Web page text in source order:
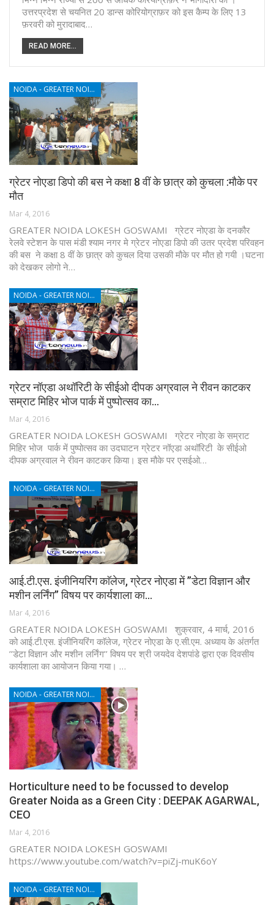
उत्तरप्रदेश से चयनित 20 डान्स कोरियोग्राफ़र को इस कैम्प के लिए 13
फ़रवरी को मुरादाबाद…
READ MORE...
NOIDA - GREATER NOIDA - YAMUNA EXPRESSWAY
ग्रेटर नोएडा डिपो की बस​​ ने ​कक्षा ​8 वीं के छात्र को कुचला :मौके पर
मौत
Mar 4, 2016
GREATER NOIDA LOKESH GOSWAMI ग्रेटर नोएडा​ के ​दनकौर
रेलवे स्टेशन ​के पास मंडी श्याम नगर मे ग्रेटर नोएडा डिपो की​ ​उतर प्रदेश परिवहन
की ​बस​​ ने ​कक्षा ​8 वीं के छात्र को कुचल दिया​ उसकी मौके पर मौत हो गयी ​।​​घटना
​को देखकर ​लोगो ने…
NOIDA - GREATER NOIDA - YAMUNA EXPRESSWAY
ग्रेटर नॉएडा अथॉरिटी के सीईओ दीपक अग्रवाल ने रीवन काटकर
सम्राट मिहिर भोज पार्क में पुष्पोत्सव का…
Mar 4, 2016
GREATER NOIDA LOKESH GOSWAMI ग्रेटर नोएडा के सम्राट
मिहिर भोज पार्क में पुष्पोत्सव का उदघाटन ग्रेटर नॉएडा अथॉरिटी के सीईओ
दीपक अग्रवाल ने रीवन काटकर किया। इस मौके पर एसईओ…
NOIDA - GREATER NOIDA - YAMUNA EXPRESSWAY
आई.टी.एस. इंजीनियरिंग काॅलेज, ग्रेटर नोएडा में ’’डेटा विज्ञान और
मशीन लर्निंग’’ विषय पर कार्यशाला का…
Mar 4, 2016
GREATER NOIDA LOKESH GOSWAMI शुक्रवार, 4 मार्च, 2016
को आई.टी.एस. इंजीनियरिंग काॅलेज, ग्रेटर नोएडा के ए.सी.एम. अध्याय के अंतर्गत
’’डेटा विज्ञान और मशीन लर्निंग’’ विषय पर श्री जयदेव देशपांडे द्वारा एक दिवसीय
कार्यशाला का आयोजन किया गया। …
NOIDA - GREATER NOIDA - YAMUNA EXPRESSWAY
Horticulture need to be focussed to develop
Greater Noida as a Green City : DEEPAK AGARWAL,
CEO
Mar 4, 2016
GREATER NOIDA LOKESH GOSWAMI
https://www.youtube.com/watch?v=piZj-muK6oY
NOIDA - GREATER NOIDA - YAMUNA EXPRESSWAY